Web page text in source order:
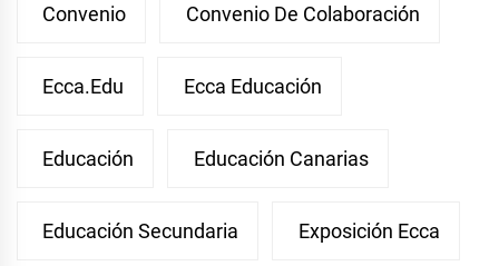
Convenio Convenio De Colaboración
Ecca.edu Ecca Educación
Educación Educación Canarias
Educación Secundaria Exposición Ecca